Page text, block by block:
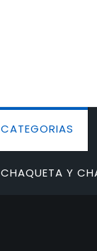
CATEGORIAS
CHAQUETA Y